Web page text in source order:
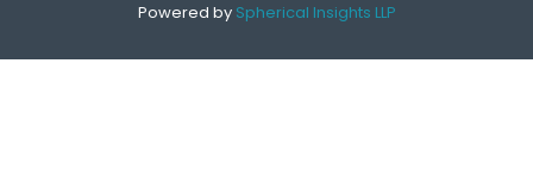
Powered by Spherical Insights LLP